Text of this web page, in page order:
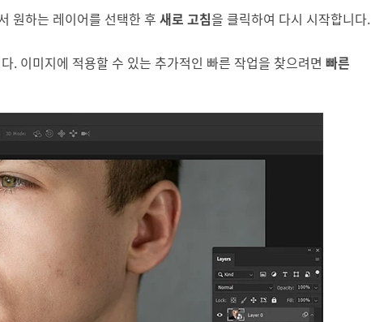
원하는 레이어를 선택한 후 새로 고침을 클릭하여 다시 시작합니다.
. 이미지에 적용할 수 있는 추가적인 빠른 작업을 찾으려면 빠른